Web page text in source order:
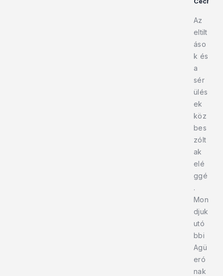
Az
eltilt
áso
k és
a
sér
ülés
ek
köz
bes
zólt
ak
elé
ggé
.
Mon
djuk
utó
bbi
Agü
eró
nak